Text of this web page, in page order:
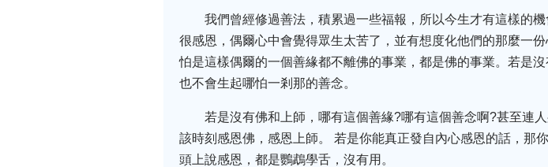
我們曾經修過善法，積累過一些福報，所以今生才有這樣的
很感恩，偶爾心中會覺得眾生太苦了，並有想度化他們的那麼一
怕是這樣偶爾的一個善緣都不離佛的事業，都是佛的事業。若是
也不會生起哪怕一剎那的善念。
若是沒有佛和上師，哪有這個善緣?哪有這個善念啊?甚至連
該時刻感恩佛，感恩上師。 若是你能真正發自內心感恩的話，那
頭上說感恩，都是鸚鵡學舌，沒有用。